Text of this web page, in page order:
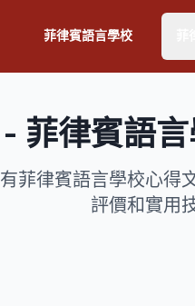
菲律賓語言學校
菲律賓語
菲律賓語言學校心得
評價和實用